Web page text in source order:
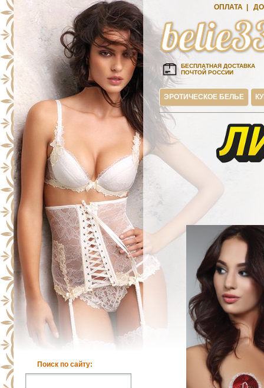
Поиск по сайту:
ОПЛАТА
БЕСПЛАТНАЯ ДОСТАВКА
ПОЧТОЙ РОССИИ
ЭРОТИЧЕСКОЕ БЕЛЬЕ